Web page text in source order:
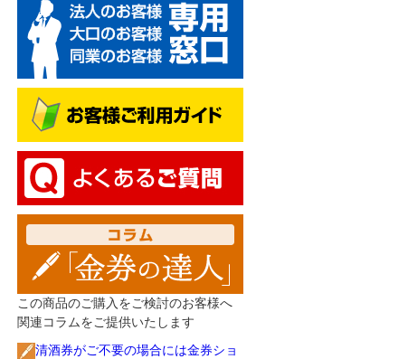
この商品のご購入をご検討のお客様へ
関連コラムをご提供いたします
清酒券がご不要の場合には金券ショ